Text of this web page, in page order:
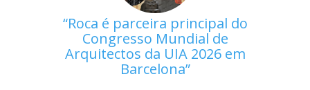
Roca é parceira principal do
Congresso Mundial de
Arquitectos da UIA 2026 em
Barcelona